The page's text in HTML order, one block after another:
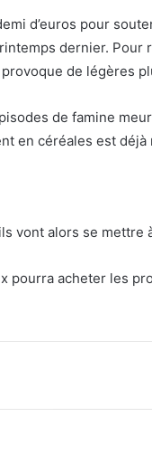
d’euros pour
dernier.
de légères
de famine
en céréales est
vont alors se mettre
acheter les